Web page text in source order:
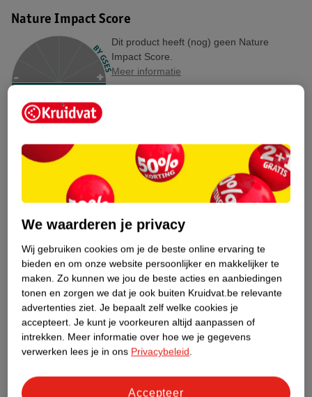
Nature Impact Score
Dit product heeft (nog) geen Nature
Impact Score.
Meer informatie
Bestel & Bezorginformatie
Bekijk ook
Hoe controleren wij de reviews?
ANDEREN KOCHTEN OOK
We waarderen je privacy
Wij gebruiken cookies om je de beste online ervaring te
bieden en om onze website persoonlijker en makkelijker te
maken. Zo kunnen we jou de beste acties en aanbiedingen
tonen en zorgen we dat je ook buiten Kruidvat.be relevante
advertenties ziet. Je bepaalt zelf welke cookies je
accepteert. Je kunt je voorkeuren altijd aanpassen of
intrekken. Meer informatie over hoe we je gegevens
verwerken lees je in ons Privacybeleid.
Accepteer